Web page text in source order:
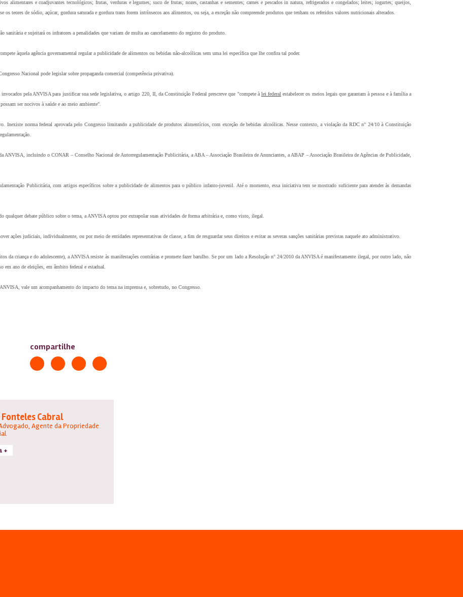
alimentares e coadjuvantes tecnológicos; frutas, verduras e legumes; suco de frutas; nozes, castanhas e sementes; carnes e pescados in natura, refrigerados e congelados; leites; iogurtes; queijos,
os teores de sódio, açúcar, gordura saturada e gordura trans forem intrínsecos aos alimentos, ou seja, a exceção não compreende produtos que tenham os referidos valores nutricionais alterados.
sanitária e sujeitará os infratores a penalidades que variam de multa ao cancelamento do registro do produto.
àquela agência governamental regular a publicidade de alimentos ou bebidas não-alcoólicas sem uma lei específica que lhe confira tal poder.
Nacional pode legislar sobre propaganda comercial (competência privativa).
pela ANVISA para justificar sua sede legislativa, o artigo 220, II, da Constituição Federal prescreve que "compete à lei federal estabelecer os meios legais que garantam à pessoa e à família a
ser nocivos à saúde e ao meio ambiente".
Inexiste norma federal aprovada pelo Congresso limitando a publicidade de produtos alimentícios, com exceção de bebidas alcoólicas. Nesse contexto, a violação da RDC n° 24/10 à Constituição
ANVISA, incluindo o CONAR – Conselho Nacional de Autorregulamentação Publicitária, a ABA – Associação Brasileira de Anunciantes, a ABAP – Associação Brasileira de Agências de Publicidade,
Publicitária, com artigos específicos sobre a publicidade de alimentos para o público infanto-juvenil. Até o momento, essa iniciativa tem se mostrado suficiente para atender às demandas
qualquer debate público sobre o tema, a ANVISA optou por extrapolar suas atividades de forma arbitrária e, como visto, ilegal.
ações judiciais, individualmente, ou por meio de entidades representativas de classe, a fim de resguardar seus direitos e evitar as severas sanções sanitárias previstas naquele ato administrativo.
da criança e do adolescente), a ANVISA resiste às manifestações contrárias e promete fazer barulho. Se por um lado a Resolução n° 24/2010 da ANVISA é manifestamente ilegal, por outro lado, não
ano de eleições, em âmbito federal e estadual.
vale um acompanhamento do impacto do tema na imprensa e, sobretudo, no Congresso.
compartilhe
Fonteles Cabral
Agente da Propriedade
+